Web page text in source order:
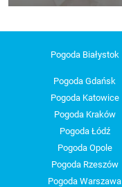
Pogoda Białystok
Pogoda Gdańsk
Pogoda Katowice
Pogoda Kraków
Pogoda Łódź
Pogoda Opole
Pogoda Rzeszów
Pogoda Warszawa